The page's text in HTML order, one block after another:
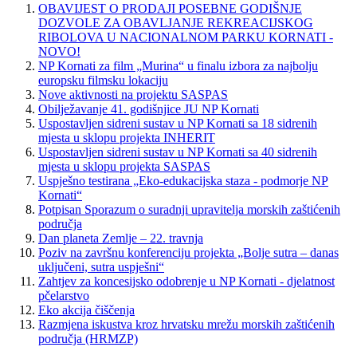
OBAVIJEST O PRODAJI POSEBNE GODIŠNJE
DOZVOLE ZA OBAVLJANJE REKREACIJSKOG
RIBOLOVA U NACIONALNOM PARKU KORNATI -
NOVO!
NP Kornati za film „Murina“ u finalu izbora za najbolju
europsku filmsku lokaciju
Nove aktivnosti na projektu SASPAS
Obilježavanje 41. godišnjice JU NP Kornati
Uspostavljen sidreni sustav u NP Kornati sa 18 sidrenih
mjesta u sklopu projekta INHERIT
Uspostavljen sidreni sustav u NP Kornati sa 40 sidrenih
mjesta u sklopu projekta SASPAS
Uspješno testirana „Eko-edukacijska staza - podmorje NP
Kornati“
Potpisan Sporazum o suradnji upravitelja morskih zaštićenih
područja
Dan planeta Zemlje – 22. travnja
Poziv na završnu konferenciju projekta „Bolje sutra – danas
uključeni, sutra uspješni“
Zahtjev za koncesijsko odobrenje u NP Kornati - djelatnost
pčelarstvo
Eko akcija čiščenja
Razmjena iskustva kroz hrvatsku mrežu morskih zaštićenih
područja (HRMZP)